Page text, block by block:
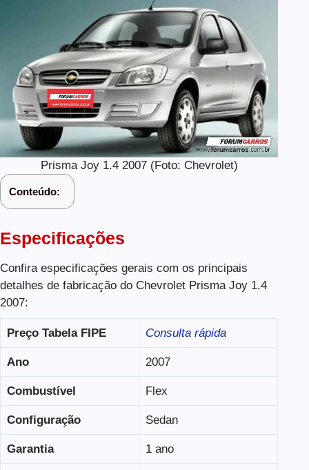
Prisma Joy 1.4 2007 (Foto: Chevrolet)
Conteúdo:
Especificações
Confira especificações gerais com os principais
detalhes de fabricação do Chevrolet Prisma Joy 1.4
2007:
Preço Tabela FIPE Consulta rápida
Ano 2007
Combustível Flex
Configuração Sedan
Garantia 1 ano